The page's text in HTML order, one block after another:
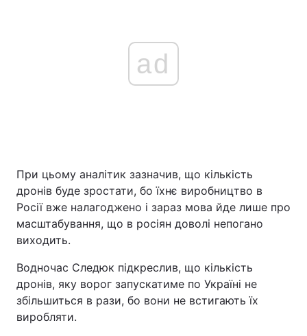
ad
При цьому аналітик зазначив, що кількість
дронів буде зростати, бо їхнє виробництво в
Росії вже налагоджено і зараз мова йде лише про
масштабування, що в росіян доволі непогано
виходить.
Водночас Следюк підкреслив, що кількість
дронів, яку ворог запускатиме по Україні не
збільшиться в рази, бо вони не встигають їх
виробляти.